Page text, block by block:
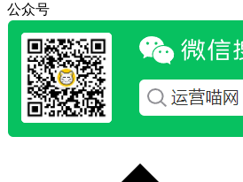
公众号